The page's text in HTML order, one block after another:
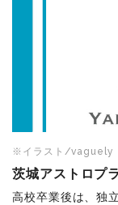
※イラスト/vaguely
茨城アストロプ
高校卒業後は、独